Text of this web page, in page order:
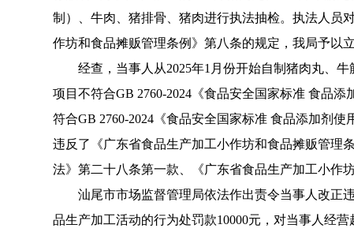
制）、牛肉、猪排骨、猪肉进行执法抽检。执法人员
作坊和食品摊贩管理条例》第八条的规定，我局予以立
经查，当事人从2025年1月份开始自制猪肉丸、牛
项目不符合GB 2760-2024《食品安全国家标准 食品
符合GB 2760-2024《食品安全国家标准 食品添加剂
违反了《广东省食品生产加工小作坊和食品摊贩管理
法》第二十八条第一款、《广东省食品生产加工小作
汕尾市市场监督管理局依法作出责令当事人改正违
品生产加工活动的行为处罚款10000元，对当事人经